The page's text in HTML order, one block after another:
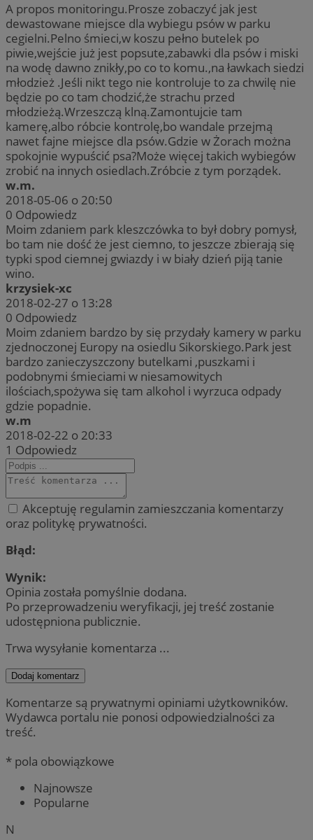
A propos monitoringu.Prosze zobaczyć jak jest
dewastowane miejsce dla wybiegu psów w parku
cegielni.Pelno śmieci,w koszu pełno butelek po
piwie,wejście już jest popsute,zabawki dla psów i miski
na wodę dawno znikły,po co to komu.,na ławkach siedzi
młodzież .Jeśli nikt tego nie kontroluje to za chwilę nie
będzie po co tam chodzić,że strachu przed
młodzieżą.Wrzeszczą klną.Zamontujcie tam
kamerę,albo róbcie kontrolę,bo wandale przejmą
nawet fajne miejsce dla psów.Gdzie w Żorach można
spokojnie wypuścić psa?Może więcej takich wybiegów
zrobić na innych osiedlach.Zróbcie z tym porządek.
w.m.
2018-05-06 o 20:50
0 Odpowiedz
Moim zdaniem park kleszczówka to był dobry pomysł,
bo tam nie dość że jest ciemno, to jeszcze zbierają się
typki spod ciemnej gwiazdy i w biały dzień piją tanie
wino.
krzysiek-xc
2018-02-27 o 13:28
0 Odpowiedz
Moim zdaniem bardzo by się przydały kamery w parku
zjednoczonej Europy na osiedlu Sikorskiego.Park jest
bardzo zanieczyszczony butelkami ,puszkami i
podobnymi śmieciami w niesamowitych
ilościach,spożywa się tam alkohol i wyrzuca odpady
gdzie popadnie.
w.m
2018-02-22 o 20:33
1 Odpowiedz
Akceptuję regulamin zamieszczania komentarzy
oraz politykę prywatności.
Błąd:
Wynik:
Opinia została pomyślnie dodana.
Po przeprowadzeniu weryfikacji, jej treść zostanie
udostępniona publicznie.
Trwa wysyłanie komentarza ...
Dodaj komentarz
Komentarze są prywatnymi opiniami użytkowników.
Wydawca portalu nie ponosi odpowiedzialności za
treść.
* pola obowiązkowe
Najnowsze
Popularne
N